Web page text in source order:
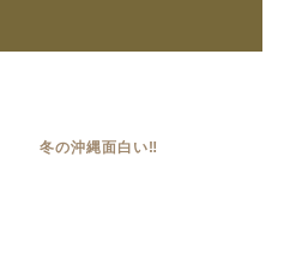
冬の沖縄面白い‼